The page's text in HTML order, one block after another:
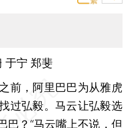
于宁 郑斐
，阿里巴巴为从雅虎
过弘毅。马云让弘毅选
巴？“马云嘴上不说，但